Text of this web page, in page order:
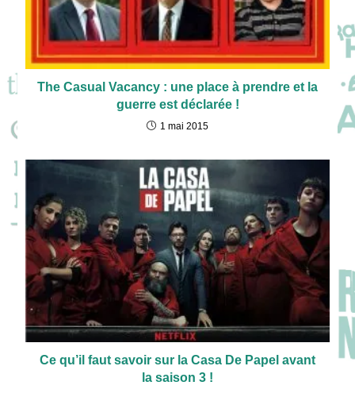
The Casual Vacancy : une place à prendre et la
guerre est déclarée !
1 mai 2015
Ce qu’il faut savoir sur la Casa De Papel avant
la saison 3 !